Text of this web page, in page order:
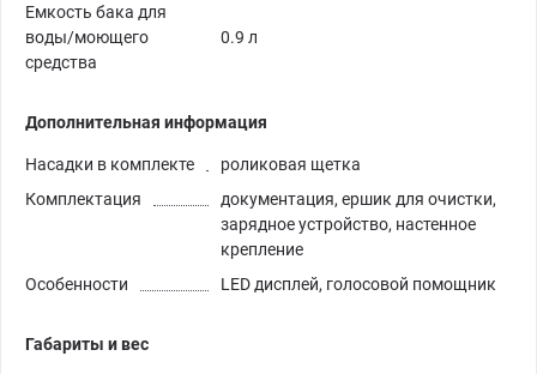
Емкость бака для
воды/моющего
средства
0.9 л
Дополнительная информация
Насадки в комплекте
роликовая щетка
Комплектация
документация, ершик для очистки,
зарядное устройство, настенное
крепление
Особенности
LED дисплей, голосовой помощник
Габариты и вес